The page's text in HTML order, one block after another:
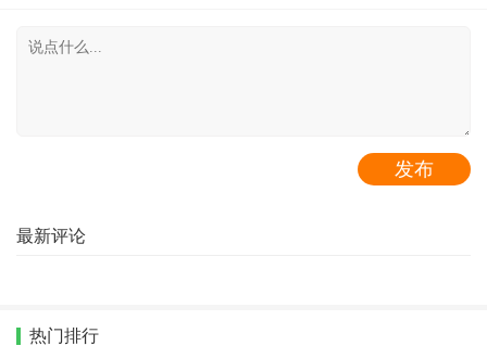
最新评论
热门排行